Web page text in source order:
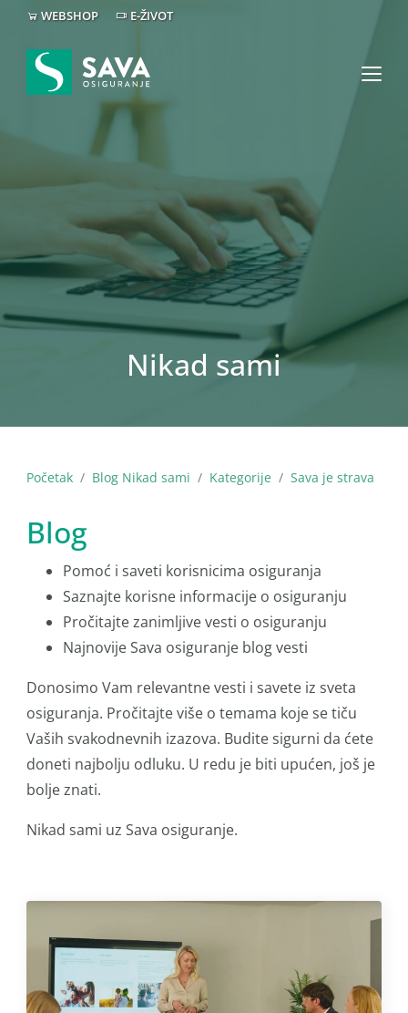
WEBSHOP E-ŽIVOT
Nikad sami
Početak Blog Nikad sami Kategorije Sava je strava
Blog
Pomoć i saveti korisnicima osiguranja
Saznajte korisne informacije o osiguranju
Pročitajte zanimljive vesti o osiguranju
Najnovije Sava osiguranje blog vesti
Donosimo Vam relevantne vesti i savete iz sveta
osiguranja. Pročitajte više o temama koje se tiču
Vaših svakodnevnih izazova. Budite sigurni da ćete
doneti najbolju odluku. U redu je biti upućen, još je
bolje znati.
Nikad sami uz Sava osiguranje.